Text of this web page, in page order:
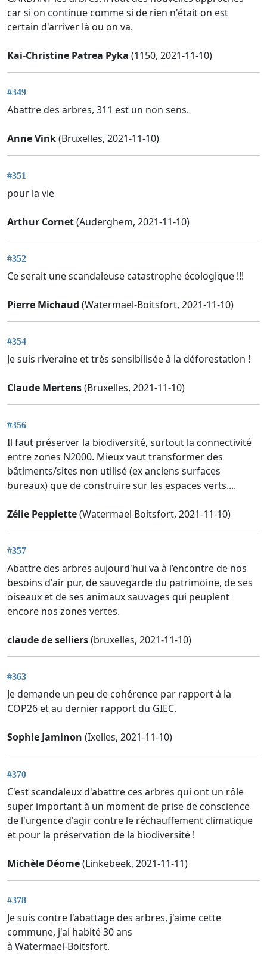
car si on continue comme si de rien n'était on est
certain d'arriver là ou on va.
Kai-Christine Patrea Pyka (1150, 2021-11-10)
#349
Abattre des arbres, 311 est un non sens.
Anne Vink(Bruxelles, 2021-11-10)
#351
pour la vie
Arthur Cornet(Auderghem, 2021-11-10)
#352
Ce serait une scandaleuse catastrophe écologique !!!
Pierre Michaud (Watermael-Boitsfort, 2021-11-10)
#354
Je suis riveraine et très sensibilisée à la déforestation !
Claude Mertens(Bruxelles, 2021-11-10)
#356
Il faut préserver la biodiversité, surtout la connectivité
entre zones N2000. Mieux vaut transformer des
bâtiments/sites non utilisé (ex anciens surfaces
bureaux) que de construire sur les espaces verts....
Zélie Peppiette(Watermael Boitsfort, 2021-11-10)
#357
Abattre des arbres aujourd'hui va à l’encontre de nos
besoins d'air pur, de sauvegarde du patrimoine, de ses
oiseaux et de ses animaux sauvages qui peuplent
encore nos zones vertes.
claude de selliers(bruxelles, 2021-11-10)
#363
Je demande un peu de cohérence par rapport à la
COP26 et au dernier rapport du GIEC.
Sophie Jaminon (Ixelles, 2021-11-10)
#370
C'est scandaleux d'abattre ces arbres qui ont un rôle
super important à un moment de prise de conscience
de l'urgence d'agir contre le réchauffement climatique
et pour la préservation de la biodiversité !
Michèle Déome(Linkebeek, 2021-11-11)
#378
Je suis contre l'abattage des arbres, j'aime cette
commune, j'ai habité 30 ans
à Watermael-Boitsfort.